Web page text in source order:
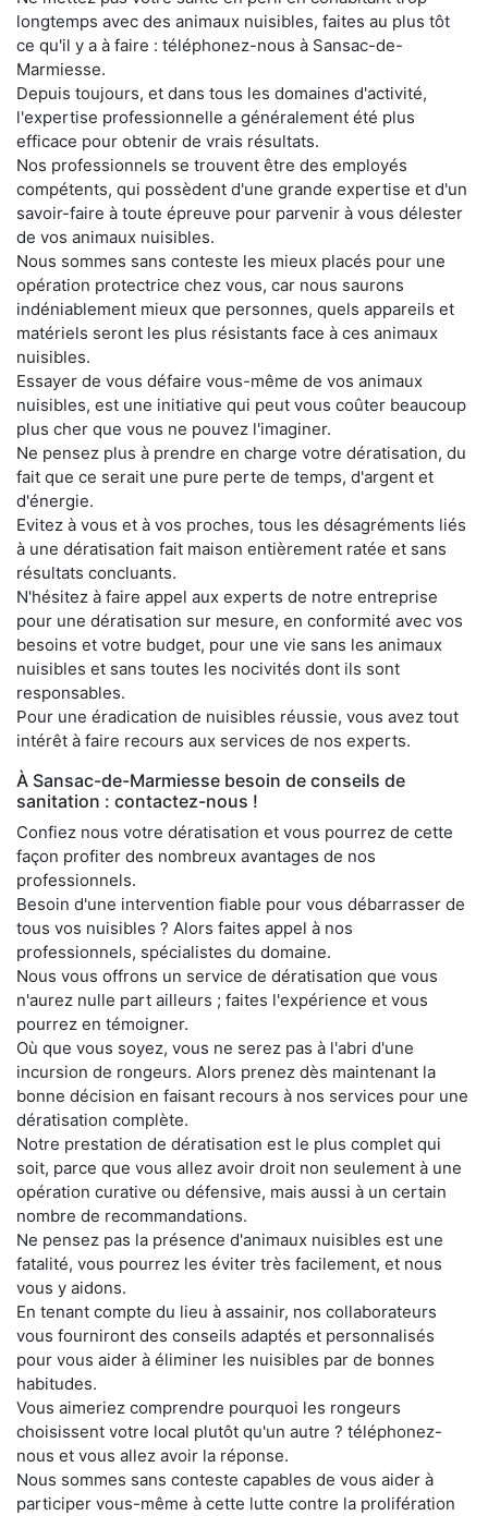
longtemps avec des animaux nuisibles, faites au plus tôt
ce qu'il y a à faire : téléphonez-nous à Sansac-de-
Marmiesse.
Depuis toujours, et dans tous les domaines d'activité,
l'expertise professionnelle a généralement été plus
efficace pour obtenir de vrais résultats.
Nos professionnels se trouvent être des employés
compétents, qui possèdent d'une grande expertise et d'un
savoir-faire à toute épreuve pour parvenir à vous délester
de vos animaux nuisibles.
Nous sommes sans conteste les mieux placés pour une
opération protectrice chez vous, car nous saurons
indéniablement mieux que personnes, quels appareils et
matériels seront les plus résistants face à ces animaux
nuisibles.
Essayer de vous défaire vous-même de vos animaux
nuisibles, est une initiative qui peut vous coûter beaucoup
plus cher que vous ne pouvez l'imaginer.
Ne pensez plus à prendre en charge votre dératisation, du
fait que ce serait une pure perte de temps, d'argent et
d'énergie.
Evitez à vous et à vos proches, tous les désagréments liés
à une dératisation fait maison entièrement ratée et sans
résultats concluants.
N'hésitez à faire appel aux experts de notre entreprise
pour une dératisation sur mesure, en conformité avec vos
besoins et votre budget, pour une vie sans les animaux
nuisibles et sans toutes les nocivités dont ils sont
responsables.
Pour une éradication de nuisibles réussie, vous avez tout
intérêt à faire recours aux services de nos experts.
À Sansac-de-Marmiesse besoin de conseils de
sanitation : contactez-nous !
Confiez nous votre dératisation et vous pourrez de cette
façon profiter des nombreux avantages de nos
professionnels.
Besoin d'une intervention fiable pour vous débarrasser de
tous vos nuisibles ? Alors faites appel à nos
professionnels, spécialistes du domaine.
Nous vous offrons un service de dératisation que vous
n'aurez nulle part ailleurs ; faites l'expérience et vous
pourrez en témoigner.
Où que vous soyez, vous ne serez pas à l'abri d'une
incursion de rongeurs. Alors prenez dès maintenant la
bonne décision en faisant recours à nos services pour une
dératisation complète.
Notre prestation de dératisation est le plus complet qui
soit, parce que vous allez avoir droit non seulement à une
opération curative ou défensive, mais aussi à un certain
nombre de recommandations.
Ne pensez pas la présence d'animaux nuisibles est une
fatalité, vous pourrez les éviter très facilement, et nous
vous y aidons.
En tenant compte du lieu à assainir, nos collaborateurs
vous fourniront des conseils adaptés et personnalisés
pour vous aider à éliminer les nuisibles par de bonnes
habitudes.
Vous aimeriez comprendre pourquoi les rongeurs
choisissent votre local plutôt qu'un autre ? téléphonez-
nous et vous allez avoir la réponse.
Nous sommes sans conteste capables de vous aider à
participer vous-même à cette lutte contre la prolifération